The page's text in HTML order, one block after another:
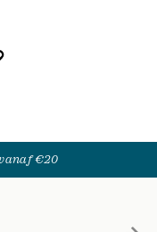
€20